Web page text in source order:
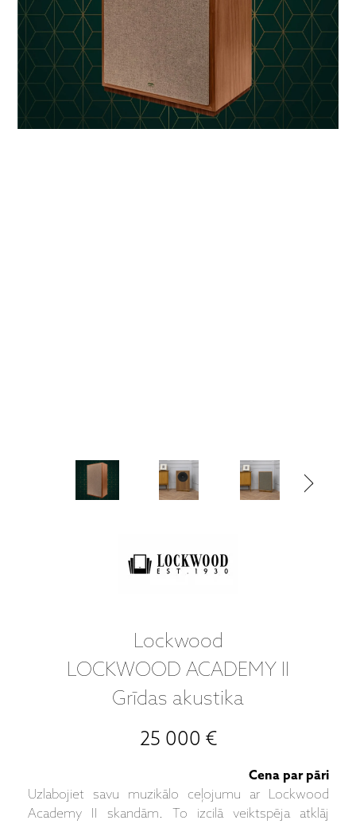
Lockwood
LOCKWOOD ACADEMY II
Grīdas akustika
25 000 €
Cena par pāri
Uzlabojiet savu muzikālo ceļojumu ar Lockwood
Academy II skandām. To izcilā veiktspēja atklāj